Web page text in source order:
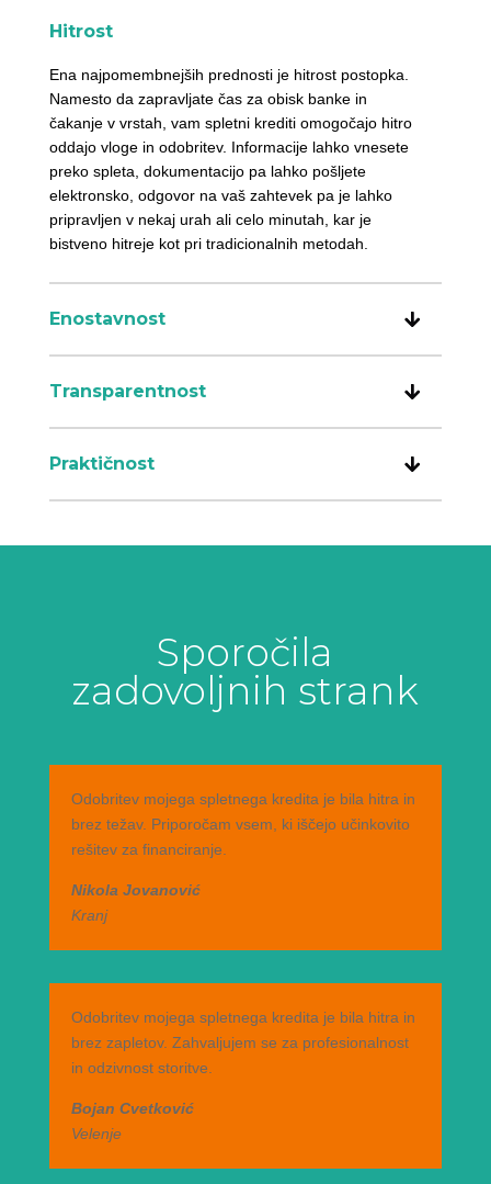
Hitrost
Ena najpomembnejših prednosti je hitrost postopka.
Namesto da zapravljate čas za obisk banke in
čakanje v vrstah, vam spletni krediti omogočajo hitro
oddajo vloge in odobritev. Informacije lahko vnesete
preko spleta, dokumentacijo pa lahko pošljete
elektronsko, odgovor na vaš zahtevek pa je lahko
pripravljen v nekaj urah ali celo minutah, kar je
bistveno hitreje kot pri tradicionalnih metodah.
Enostavnost
Transparentnost
Praktičnost
Sporočila
zadovoljnih strank
Odobritev mojega spletnega kredita je bila hitra in
brez težav. Priporočam vsem, ki iščejo učinkovito
rešitev za financiranje.
Nikola Jovanović
Kranj
Odobritev mojega spletnega kredita je bila hitra in
brez zapletov. Zahvaljujem se za profesionalnost
in odzivnost storitve.
Bojan Cvetković
Velenje